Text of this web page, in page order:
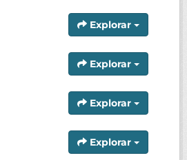
Explorar
Explorar
Explorar
Explorar